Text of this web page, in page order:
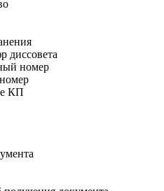
диссовета
номер
КП